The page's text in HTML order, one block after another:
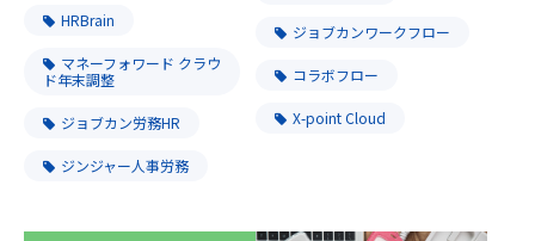
HRBrain
マネーフォワード クラウ
ド年末調整
ジョブカン労務HR
ジンジャー人事労務
ジョブカンワークフロー
コラボフロー
X-point Cloud